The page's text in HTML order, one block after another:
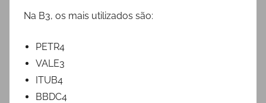
Na B3, os mais utilizados são:
PETR4
VALE3
ITUB4
BBDC4